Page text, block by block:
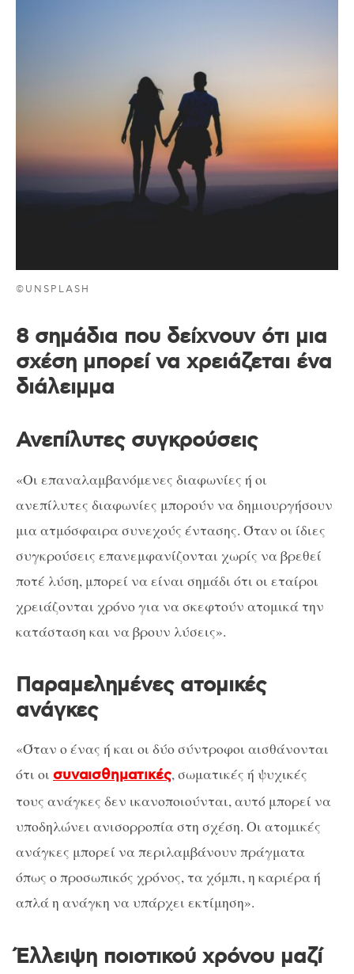
©UNSPLASH
8 σημάδια που δείχνουν ότι μια
σχέση μπορεί να χρειάζεται ένα
διάλειμμα
Ανεπίλυτες συγκρούσεις
«Οι επαναλαμβανόμενες διαφωνίες ή οι
ανεπίλυτες διαφωνίες μπορούν να δημιουργήσουν
μια ατμόσφαιρα συνεχούς έντασης. Όταν οι ίδιες
συγκρούσεις επανεμφανίζονται χωρίς να βρεθεί
ποτέ λύση, μπορεί να είναι σημάδι ότι οι εταίροι
χρειάζονται χρόνο για να σκεφτούν ατομικά την
κατάσταση και να βρουν λύσεις».
Παραμελημένες ατομικές
ανάγκες
«Όταν ο ένας ή και οι δύο σύντροφοι αισθάνονται
ότι οι συναισθηματικές, σωματικές ή ψυχικές
τους ανάγκες δεν ικανοποιούνται, αυτό μπορεί να
υποδηλώνει ανισορροπία στη σχέση. Οι ατομικές
ανάγκες μπορεί να περιλαμβάνουν πράγματα
όπως ο προσωπικός χρόνος, τα χόμπι, η καριέρα ή
απλά η ανάγκη να υπάρχει εκτίμηση».
Έλλειψη ποιοτικού χρόνου μαζί